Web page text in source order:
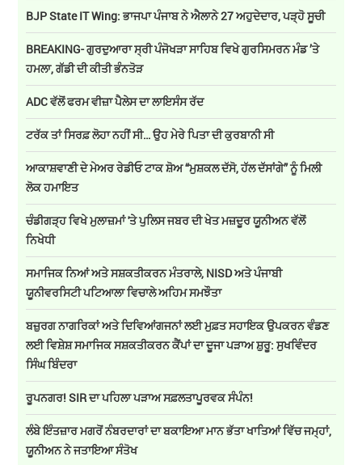
BJP State IT Wing: ਭਾਜਪਾ ਪੰਜਾਬ ਨੇ ਐਲਾਨੇ 27 ਅਹੁਦੇਦਾਰ, ਪੜ੍ਹੋ ਸੂਚੀ
BREAKING- ਗੁਰਦੁਆਰਾ ਸ੍ਰੀ ਪੰਜੋਖੜਾ ਸਾਹਿਬ ਵਿਖੇ ਗੁਰਸਿਮਰਨ ਮੰਡ ’ਤੇ
ਹਮਲਾ, ਗੱਡੀ ਦੀ ਕੀਤੀ ਭੰਨਤੋੜ
ADC ਵੱਲੋਂ ਫਰਮ ਵੀਜ਼ਾ ਪੈਲੇਸ ਦਾ ਲਾਇਸੰਸ ਰੱਦ
ਟਰੱਕ ਤਾਂ ਸਿਰਫ਼ ਲੋਹਾ ਨਹੀਂ ਸੀ… ਉਹ ਮੇਰੇ ਪਿਤਾ ਦੀ ਕੁਰਬਾਨੀ ਸੀ
ਆਕਾਸ਼ਵਾਣੀ ਦੇ ਮੇਅਰ ਰੇਡੀਓ ਟਾਕ ਸ਼ੋਅ “ਮੁਸ਼ਕਲ ਦੱਸੋ, ਹੱਲ ਦੱਸਾਂਗੇ” ਨੂੰ ਮਿਲੀ
ਲੋਕ ਹਮਾਇਤ
ਚੰਡੀਗੜ੍ਹ ਵਿਖੇ ਮੁਲਾਜ਼ਮਾਂ 'ਤੇ ਪੁਲਿਸ ਜਬਰ ਦੀ ਖੇਤ ਮਜ਼ਦੂਰ ਯੂਨੀਅਨ ਵੱਲੋਂ
ਨਿਖੇਧੀ
ਸਮਾਜਿਕ ਨਿਆਂ ਅਤੇ ਸਸ਼ਕਤੀਕਰਨ ਮੰਤਰਾਲੇ, NISD ਅਤੇ ਪੰਜਾਬੀ
ਯੂਨੀਵਰਸਿਟੀ ਪਟਿਆਲਾ ਵਿਚਾਲੇ ਅਹਿਮ ਸਮਝੌਤਾ
ਬਜ਼ੁਰਗ ਨਾਗਰਿਕਾਂ ਅਤੇ ਦਿਵਿਆਂਗਜਨਾਂ ਲਈ ਮੁਫ਼ਤ ਸਹਾਇਕ ਉਪਕਰਨ ਵੰਡਣ
ਲਈ ਵਿਸ਼ੇਸ਼ ਸਮਾਜਿਕ ਸਸ਼ਕਤੀਕਰਨ ਕੈਂਪਾਂ ਦਾ ਦੂਜਾ ਪੜਾਅ ਸ਼ੁਰੂ: ਸੁਖਵਿੰਦਰ
ਸਿੰਘ ਬਿੰਦਰਾ
ਰੂਪਨਗਰ! SIR ਦਾ ਪਹਿਲਾ ਪੜਾਅ ਸਫ਼ਲਤਾਪੂਰਵਕ ਸੰਪੰਨ!
ਲੰਬੇ ਇੰਤਜ਼ਾਰ ਮਗਰੋਂ ਨੰਬਰਦਾਰਾਂ ਦਾ ਬਕਾਇਆ ਮਾਨ ਭੱਤਾ ਖਾਤਿਆਂ ਵਿੱਚ ਜਮ੍ਹਾਂ,
ਯੂਨੀਅਨ ਨੇ ਜਤਾਇਆ ਸੰਤੋਖ